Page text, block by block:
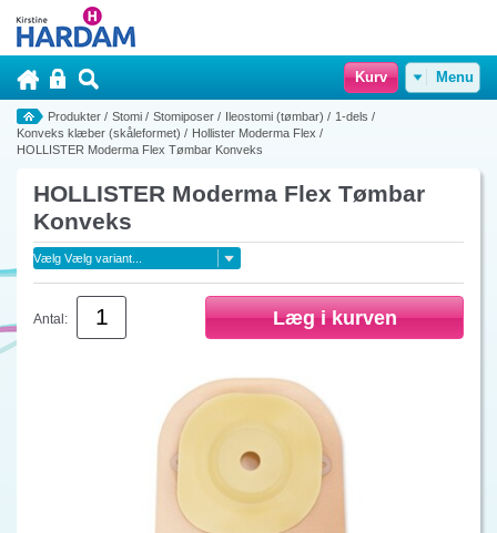
Kurv Menu
Produkter / Stomi / Stomiposer / Ileostomi (tømbar) / 1-dels /
Konveks klæber (skåleformet) / Hollister Moderma Flex /
HOLLISTER Moderma Flex Tømbar Konveks
HOLLISTER Moderma Flex Tømbar
Konveks
Antal: